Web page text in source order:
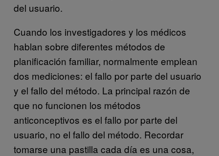
del usuario.
Cuando los investigadores y los médicos
hablan sobre diferentes métodos de
planificación familiar, normalmente emplean
dos mediciones: el fallo por parte del usuario
y el fallo del método. La principal razón de
que no funcionen los métodos
anticonceptivos es el fallo por parte del
usuario, no el fallo del método. Recordar
tomarse una pastilla cada día es una cosa,